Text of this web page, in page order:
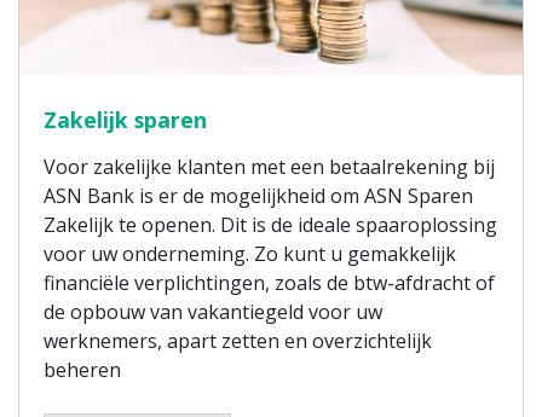
Zakelijk sparen
Voor zakelijke klanten met een betaalrekening bij
ASN Bank is er de mogelijkheid om ASN Sparen
Zakelijk te openen. Dit is de ideale spaaroplossing
voor uw onderneming. Zo kunt u gemakkelijk
financiële verplichtingen, zoals de btw-afdracht of
de opbouw van vakantiegeld voor uw
werknemers, apart zetten en overzichtelijk
beheren